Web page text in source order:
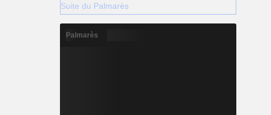
Suite du Palmarès
Palmarès